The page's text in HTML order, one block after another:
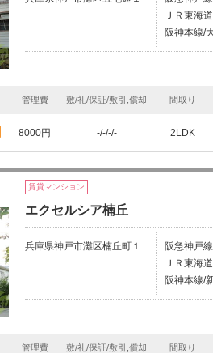
ＪＲ東海
阪神本線/
管理費 敷/礼/保証/敷引,償却 間取り
8000円 -/-/-/- 2LDK
賃貸マンション
エクセルシア楠丘
兵庫県神戸市灘区楠丘町１
阪急神戸
ＪＲ東海
阪神本線/
管理費 敷/礼/保証/敷引,償却 間取り